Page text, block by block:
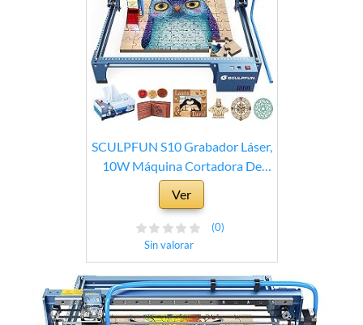
SCULPFUN S10 Grabador Láser,
10W Máquina Cortadora De
Grabado Con Tubo De Boquilla
De Asistencia De Aire Para
Madera Láser De Alta Densidad
Rango De Grabado Asistido Por
Aire Alta Velocidad 410x400m
Ver
Sin valorar
(0)